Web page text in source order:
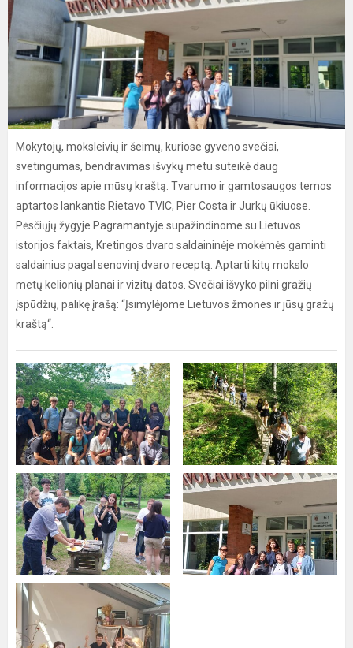
Mokytojų, moksleivių ir šeimų, kuriose gyveno svečiai,
svetingumas, bendravimas išvykų metu suteikė daug
informacijos apie mūsų kraštą. Tvarumo ir gamtosaugos temos
aptartos lankantis Rietavo TVIC, Pier Costa ir Jurkų ūkiuose.
Pėsčiųjų žygyje Pagramantyje supažindinome su Lietuvos
istorijos faktais, Kretingos dvaro saldaininėje mokėmės gaminti
saldainius pagal senovinį dvaro receptą. Aptarti kitų mokslo
metų kelionių planai ir vizitų datos. Svečiai išvyko pilni gražių
įspūdžių, palikę įrašą: “Įsimylėjome Lietuvos žmones ir jūsų gražų
kraštą“.